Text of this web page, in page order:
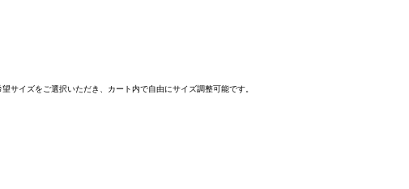
望サイズをご選択いただき、カート内で自由にサイズ調整可能です。